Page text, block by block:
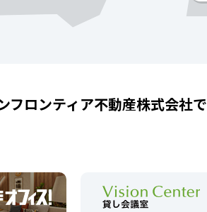
フロンティア不動産株式会社で